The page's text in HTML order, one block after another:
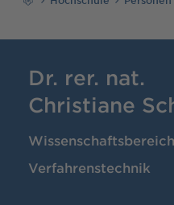
Dr. rer. nat.
Christiane
Verfahrenstechnik